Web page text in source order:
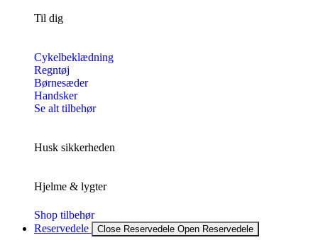
Til dig
Cykelbeklædning
Regntøj
Børnesæder
Handsker
Se alt tilbehør
Husk sikkerheden
Hjelme & lygter
Shop tilbehør
Reservedele
Close Reservedele Open Reservedele